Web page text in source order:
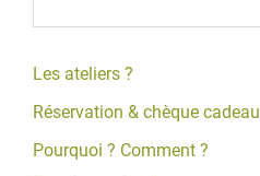
Les ateliers ?
Réservation & chèque cadeau
Pourquoi ? Comment ?